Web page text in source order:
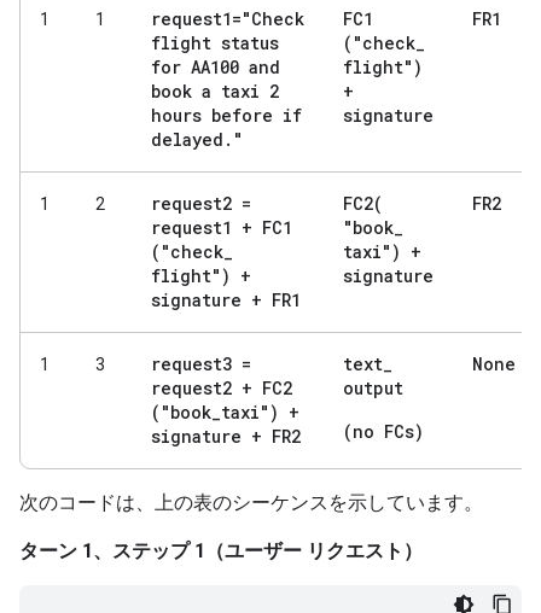
1 1
request1="Check
flight status
for AA100 and
book a taxi 2
hours before if
delayed . "
FC1
("check_
flight")
+
signature
FR1
1 2
request2 =
request1 + FC1
("check_
flight") +
signature + FR1
FC2(
"book_
taxi") +
signature
FR2
1 3
request3 =
request2 + FC2
("book_taxi") +
signature + FR2
text_
output
(no FCs)
None
次のコードは、上の表のシーケンスを示しています。
ターン 1、ステップ 1（ユーザー リクエスト）